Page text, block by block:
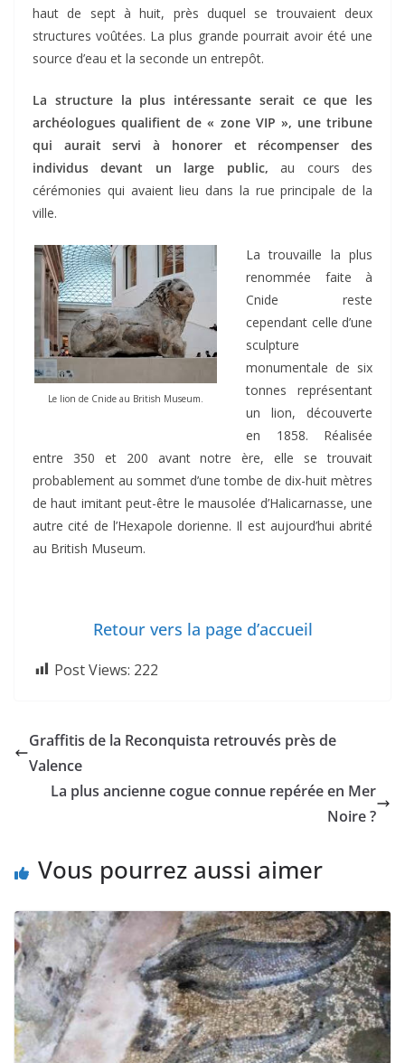
haut de sept à huit, près duquel se trouvaient deux
structures voûtées. La plus grande pourrait avoir été une
source d’eau et la seconde un entrepôt.
La structure la plus intéressante serait ce que les
archéologues qualifient de « zone VIP », une tribune
qui aurait servi à honorer et récompenser des
individus devant un large public, au cours des
cérémonies qui avaient lieu dans la rue principale de la
ville.
Le lion de Cnide au British Museum.
La trouvaille la plus
renommée faite à
Cnide reste
cependant celle d’une
sculpture
monumentale de six
tonnes représentant
un lion, découverte
en 1858. Réalisée
entre 350 et 200 avant notre ère, elle se trouvait
probablement au sommet d’une tombe de dix-huit mètres
de haut imitant peut-être le mausolée d’Halicarnasse, une
autre cité de l’Hexapole dorienne. Il est aujourd’hui abrité
au British Museum.
Retour vers la page d’accueil
Post Views: 222
Graffitis de la Reconquista retrouvés près de
Valence
La plus ancienne cogue connue repérée en Mer
Noire ?
Vous pourrez aussi aimer